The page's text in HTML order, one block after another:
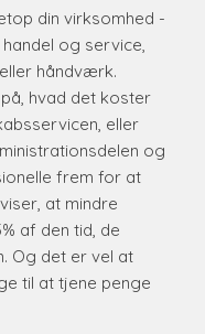
din virksomhed -
og service,
håndværk.
hvad det koster
eller
og
frem for at
at mindre
af den tid, de
Og det er vel at
til at tjene penge